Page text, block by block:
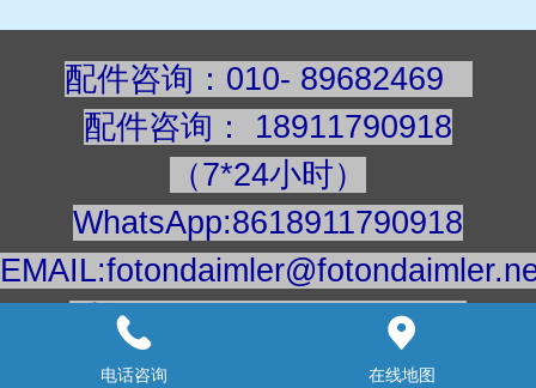
配件咨询：010- 89682469
配件咨询 ： 18911790918
（7*24小时）
WhatsApp:8618911790918
手机/微信：18911790918
建议用电脑浏览更清楚
电话咨询 在线地图